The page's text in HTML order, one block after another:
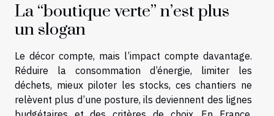
La “boutique verte” n’est plus
un slogan
Le décor compte, mais l’impact compte davantage.
Réduire la consommation d’énergie, limiter les
déchets, mieux piloter les stocks, ces chantiers ne
relèvent plus d’une posture, ils deviennent des lignes